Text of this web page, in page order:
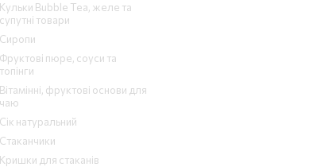
Кульки Bubble Tea, желе та
супутні товари
Сиропи
Фруктові пюре, соуси та
топінги
Вітамінні, фруктові основи для
чаю
Сік натуральний
Стаканчики
Кришки для стаканів